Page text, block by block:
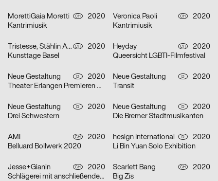
MorettiGaia Moretti CH
2020
Kantrimiusik
Veronica Paoli CH
2020
Kantrimiusik
Tristesse, Stählin Alena CH
2020
Kunsttage Basel
Heyday CH
2020
Queersicht LGBTI-Filmfestival
Neue Gestaltung D
2020
Theater Erlangen Premieren 20/21
Neue Gestaltung D
2020
Transit
Neue Gestaltung D
2020
Drei Schwestern
Neue Gestaltung D
2020
Die Bremer Stadtmusikanten
AMI CH
2020
Belluard Bollwerk 2020
hesign International D
2020
Li Bin Yuan Solo Exhibition
Jesse+Gianin CH
2020
Schlägerei mit anschließender Diskussion
Scarlett Bang CH
2020
Big Zis